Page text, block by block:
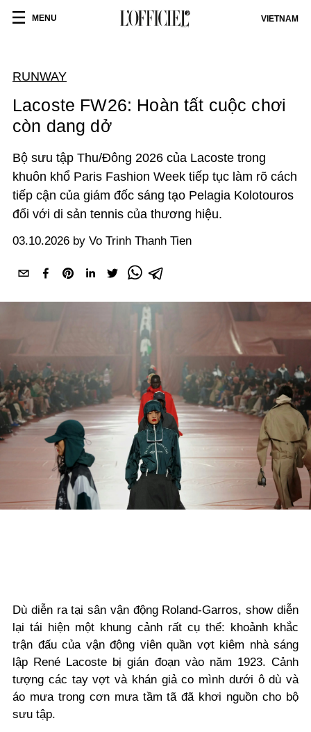
MENU VIETNAM
RUNWAY
Lacoste FW26: Hoàn tất cuộc chơi
còn dang dở
Bộ sưu tập Thu/Đông 2026 của Lacoste trong
khuôn khổ Paris Fashion Week tiếp tục làm rõ cách
tiếp cận của giám đốc sáng tạo Pelagia Kolotouros
đối với di sản tennis của thương hiệu.
03.10.2026 by Vo Trinh Thanh Tien
Dù diễn ra tại sân vận động Roland-Garros, show diễn
lại tái hiện một khung cảnh rất cụ thể: khoảnh khắc
trận đấu của vận động viên quần vợt kiêm nhà sáng
lập René Lacoste bị gián đoạn vào năm 1923. Cảnh
tượng các tay vợt và khán giả co mình dưới ô dù và
áo mưa trong cơn mưa tầm tã đã khơi nguồn cho bộ
sưu tập.